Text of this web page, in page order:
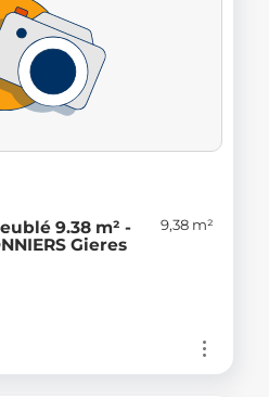
9.38 m² -
Gieres
9,38 m²